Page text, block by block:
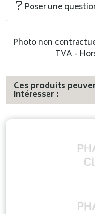
Poser une
Photo non
TVA -
Ces produits
intéresser :